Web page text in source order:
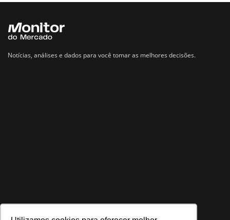
Notícias, análises e dados para você tomar as melhores decisões.